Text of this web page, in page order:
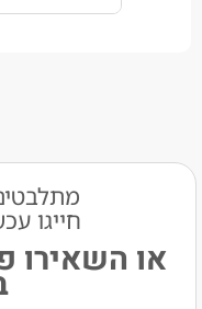
מתלבטים? יש
חייגו עכשיו: 0526444410​
פרטים